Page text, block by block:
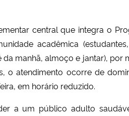
central que integra o
acadêmica
manhã, almoço e jantar),
o atendimento ocorre de
em horário reduzido.
a um público adulto